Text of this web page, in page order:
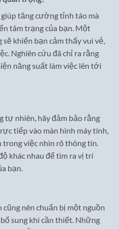
tăng cường tỉnh táo mà
tâm trạng của bạn. Một
sẽ khiến bạn cảm thấy vui vẻ,
Nghiên cứu đã chỉ ra rằng
năng suất làm việc lên tới
tự nhiên, hãy đảm bảo rằng
tiếp vào màn hình máy tính,
việc nhìn rõ thông tin.
khác nhau để tìm ra vị trí
bạn.
nên chuẩn bị một nguồn
sung khi cần thiết. Những